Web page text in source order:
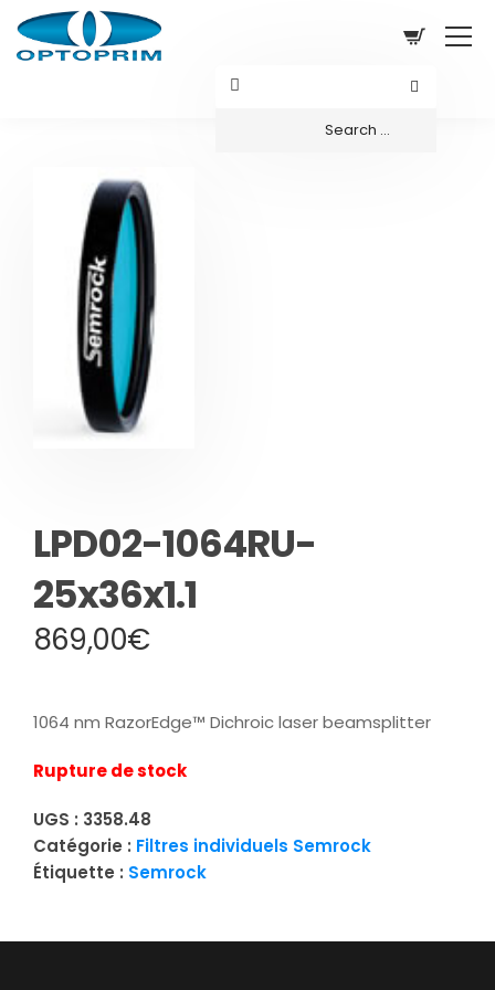
LPD02-1064RU-
25x36x1.1
869,00€
1064 nm RazorEdge™ Dichroic laser beamsplitter
Rupture de stock
UGS : 3358.48
Catégorie : Filtres individuels Semrock
Étiquette : Semrock